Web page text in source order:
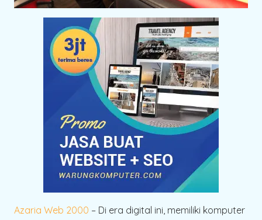
Azaria Web 2000 – Di era digital ini, memiliki komputer